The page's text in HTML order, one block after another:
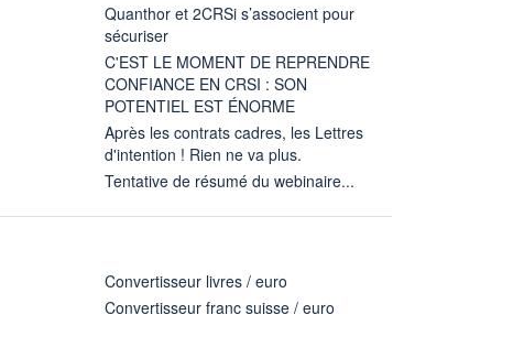
Quanthor et 2CRSi s’associent pour
sécuriser
C'EST LE MOMENT DE REPRENDRE
CONFIANCE EN CRSI : SON
POTENTIEL EST ÉNORME
Après les contrats cadres, les Lettres
d'intention ! Rien ne va plus.
Tentative de résumé du webinaire...
Convertisseur livres / euro
Convertisseur franc suisse / euro